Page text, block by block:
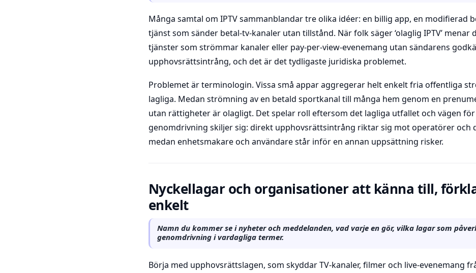
Många samtal om IPTV sammanblandar tre olika idéer: en billig app, en modifierad
tjänst som sänder betal-tv-kanaler utan tillstånd. När folk säger ‘olaglig IPTV’ menar
tjänster som strömmar kanaler eller pay-per-view-evenemang utan sändarens
upphovsrättsintrång, och det är det tydligaste juridiska problemet.
Problemet är terminologin. Vissa små appar aggregerar helt enkelt fria offentliga
lagliga. Medan strömning av en betald sportkanal till många hem genom en
utan rättigheter är olagligt. Det spelar roll eftersom det lagliga utfallet och vägen för
genomdrivning skiljer sig: direkt upphovsrättsintrång riktar sig mot operatörer och
medan enhetsmakare och användare står inför en annan uppsättning risker.
Nyckellagar och organisationer att känna till,
enkelt
Namn du kommer se i nyheter och meddelanden, vad varje en gör, vilka lagar som
genomdrivning i vardagliga termer.
Börja med upphovsrättslagen, som skyddar TV-kanaler, filmer och live-evenemang